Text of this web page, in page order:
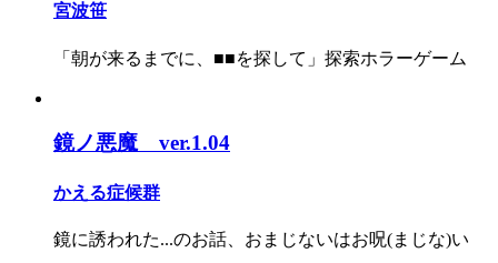
宮波笹
「朝が来るまでに、■■を探して」探索ホラーゲーム
鏡ノ悪魔 ver.1.04
かえる症候群
鏡に誘われた...のお話、おまじないはお呪(まじな)い